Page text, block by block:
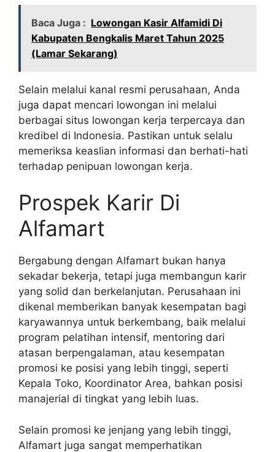
Baca Juga : Lowongan Kasir Alfamidi Di
Kabupaten Bengkalis Maret Tahun 2025
(Lamar Sekarang)
Selain melalui kanal resmi perusahaan, Anda
juga dapat mencari lowongan ini melalui
berbagai situs lowongan kerja terpercaya dan
kredibel di Indonesia. Pastikan untuk selalu
memeriksa keaslian informasi dan berhati-hati
terhadap penipuan lowongan kerja.
Prospek Karir Di
Alfamart
Bergabung dengan Alfamart bukan hanya
sekadar bekerja, tetapi juga membangun karir
yang solid dan berkelanjutan. Perusahaan ini
dikenal memberikan banyak kesempatan bagi
karyawannya untuk berkembang, baik melalui
program pelatihan intensif, mentoring dari
atasan berpengalaman, atau kesempatan
promosi ke posisi yang lebih tinggi, seperti
Kepala Toko, Koordinator Area, bahkan posisi
manajerial di tingkat yang lebih luas.
Selain promosi ke jenjang yang lebih tinggi,
Alfamart juga sangat memperhatikan